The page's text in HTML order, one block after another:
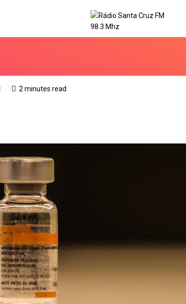
2 minutes read